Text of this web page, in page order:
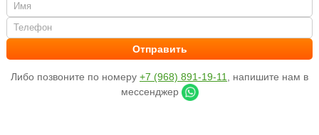
Либо позвоните по номеру +7 (968) 891-19-11
, напишите нам в
мессенджер